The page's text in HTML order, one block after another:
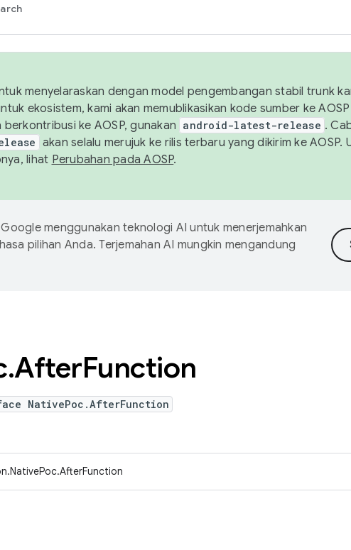
menyelaraskan dengan model pengembangan stabil trunk
ekosistem, kami akan memublikasikan kode sumber ke
ke AOSP, gunakan android-latest-release .
akan selalu merujuk ke rilis terbaru yang dikirim ke AOSP.
lihat Perubahan pada AOSP.
Google menggunakan teknologi AI untuk menerjemahkan
pilihan Anda. Terjemahan AI mungkin mengandung
.AfterFunction
NativePoc.AfterFunction